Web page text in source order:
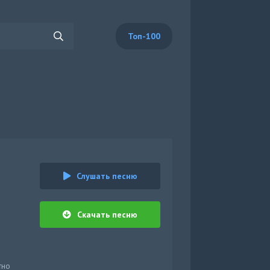
Топ-100
Слушать песню
Скачать песню